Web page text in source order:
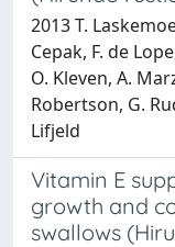
2013 T.
Cepak, F. de
O. Kleven, A.
Robertson, G.
Lifjeld
Vitamin E
growth and
swallows